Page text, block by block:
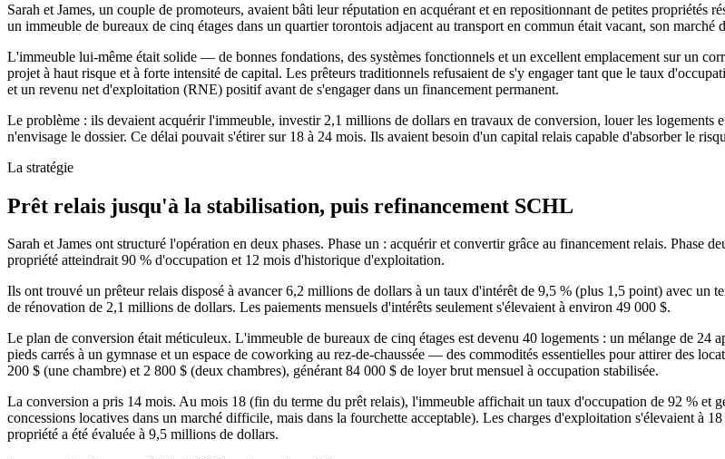
Sarah et James, un couple de promoteurs, avaient bâti leur réputation en acquérant et en repositionnant de petites
un immeuble de bureaux de cinq étages dans un quartier torontois adjacent au transport en commun était vacant, son
L'immeuble lui-même était solide — de bonnes fondations, des systèmes fonctionnels et un excellent emplacement sur un
projet à haut risque et à forte intensité de capital. Les prêteurs traditionnels refusaient de s'y engager tant que le taux
et un revenu net d'exploitation (RNE) positif avant de s'engager dans un financement permanent.
Le problème : ils devaient acquérir l'immeuble, investir 2,1 millions de dollars en travaux de conversion, louer les logements
n'envisage le dossier. Ce délai pouvait s'étirer sur 18 à 24 mois. Ils avaient besoin d'un capital relais capable d'absorber le
La stratégie
Prêt relais jusqu'à la stabilisation, puis refinancement SCHL
Sarah et James ont structuré l'opération en deux phases. Phase un : acquérir et convertir grâce au financement relais.
propriété atteindrait 90 % d'occupation et 12 mois d'historique d'exploitation.
Ils ont trouvé un prêteur relais disposé à avancer 6,2 millions de dollars à un taux d'intérêt de 9,5 % (plus 1,5 point) avec un
de rénovation de 2,1 millions de dollars. Les paiements mensuels d'intérêts seulement s'élevaient à environ 49 000 $.
Le plan de conversion était méticuleux. L'immeuble de bureaux de cinq étages est devenu 40 logements : un mélange de 24
pieds carrés à un gymnase et un espace de coworking au rez-de-chaussée — des commodités essentielles pour attirer des
200 $ (une chambre) et 2 800 $ (deux chambres), générant 84 000 $ de loyer brut mensuel à occupation stabilisée.
La conversion a pris 14 mois. Au mois 18 (fin du terme du prêt relais), l'immeuble affichait un taux d'occupation de 92 % et
concessions locatives dans un marché difficile, mais dans la fourchette acceptable). Les charges d'exploitation s'élevaient à
propriété a été évaluée à 9,5 millions de dollars.